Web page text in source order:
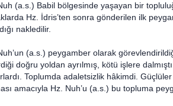
(a.s.) Babil bölgesinde yaşayan bir
Hz. İdris’ten sonra gönderilen ilk
nakledilir.
(a.s.) peygamber olarak
doğru yoldan ayrılmış, kötü işlere
Toplumda adaletsizlik hâkimdi.
amacıyla Hz. Nuh’u (a.s.) bu topluma